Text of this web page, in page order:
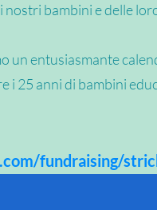
bambini e delle
un entusiasmante
i 25 anni di bambini
fundraising/